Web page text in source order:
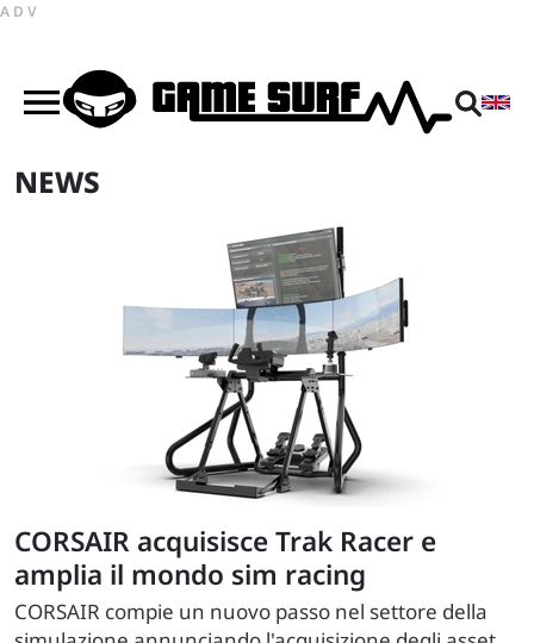
ADV
NEWS
CORSAIR acquisisce Trak Racer e
amplia il mondo sim racing
CORSAIR compie un nuovo passo nel settore della